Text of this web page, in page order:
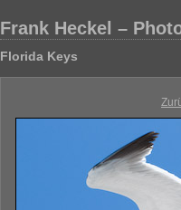
Frank Heckel –
Florida Keys